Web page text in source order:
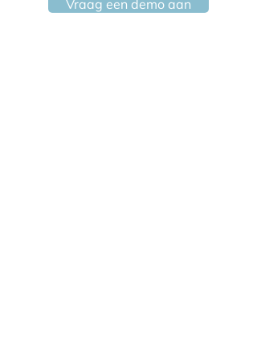
Vraag een demo aan